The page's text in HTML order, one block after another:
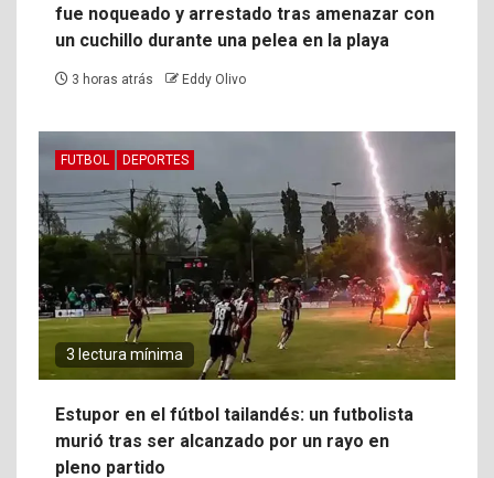
fue noqueado y arrestado tras amenazar con
un cuchillo durante una pelea en la playa
3 horas atrás Eddy Olivo
FUTBOL DEPORTES
3 lectura mínima
Estupor en el fútbol tailandés: un futbolista
murió tras ser alcanzado por un rayo en
pleno partido